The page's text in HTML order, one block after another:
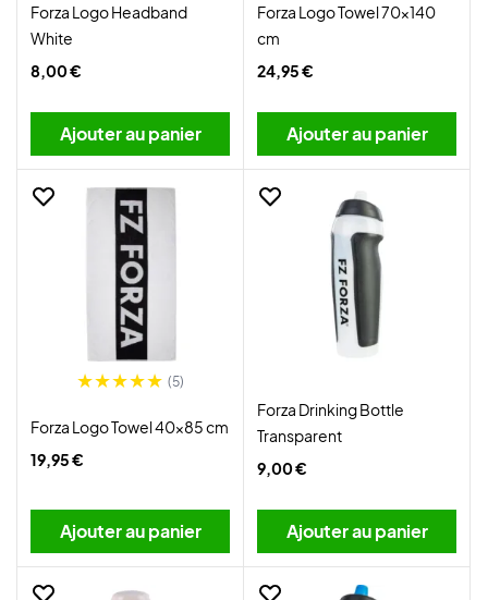
Forza Logo Headband
White
8,00 €
Ajouter au panier
Forza Logo Towel 70x140
cm
24,95 €
Ajouter au panier
(5)
Forza Logo Towel 40x85 cm
19,95 €
Ajouter au panier
Forza Drinking Bottle
Transparent
9,00 €
Ajouter au panier